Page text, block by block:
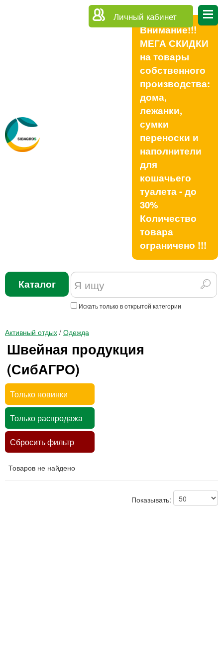
Личный кабинет
Внимание!!!
МЕГА СКИДКИ
на товары
собственного
производства:
дома,
лежанки,
сумки
переноски и
наполнители
для
кошачьего
туалета - до
30%
Количество
товара
ограничено !!!
Каталог
Искать только в открытой категории
Активный отдых / Одежда
Швейная продукция
(СибАГРО)
Только новинки
Только распродажа
Сбросить фильтр
Товаров не найдено
Показывать: